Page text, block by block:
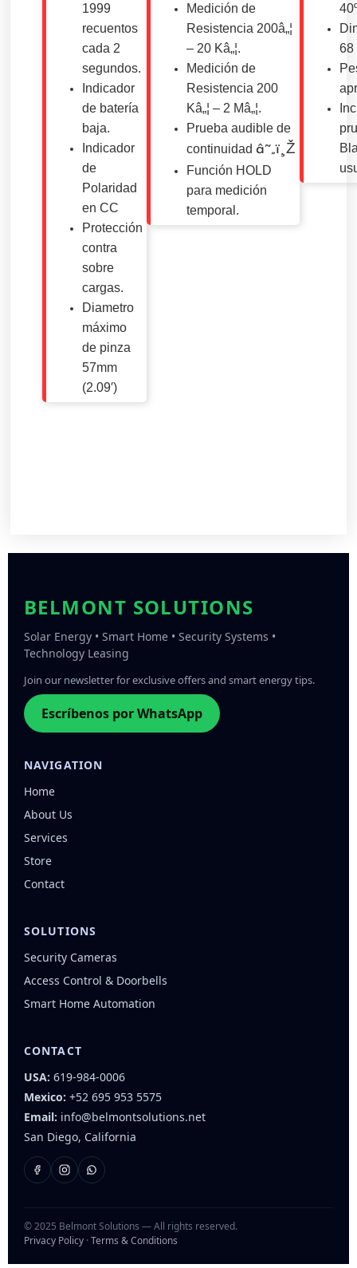
1999
recuentos
cada 2
segundos.
Indicador
de batería
baja.
Indicador
de
Polaridad
en CC
Protección
contra
sobre
cargas.
Diametro
máximo
de pinza
57mm
(2.09′)
Medición de
Resistencia 200â„¦
– 20 Kâ„¦.
Medición de
Resistencia 200
Kâ„¦ – 2 Mâ„¦.
Prueba audible de
continuidadâ˜„ï¸Ž
Función HOLD
para medición
temporal.
68
BELMONT SOLUTIONS
Solar Energy • Smart Home • Security Systems •
Technology Leasing
Join our newsletter for exclusive offers and smart energy tips.
Escríbenos por WhatsApp
NAVIGATION
Home
About Us
Services
Store
Contact
SOLUTIONS
Security Cameras
Access Control & Doorbells
Smart Home Automation
CONTACT
USA: 619-984-0006
Mexico: +52 695 953 5575
Email: info@belmontsolutions.net
San Diego, California
© 2025 Belmont Solutions — All rights reserved.
Privacy Policy ·Terms & Conditions